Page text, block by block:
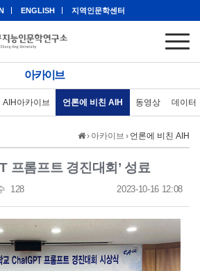
ENGLISH 지역인문학센터
아카이브
AIH아카이브 언론에 비친 AIH 동영상 데이터
› 아카이브 › 언론에 비친 AIH
프롬프트 경진대회’ 성료
128 2023-10-16 12:08